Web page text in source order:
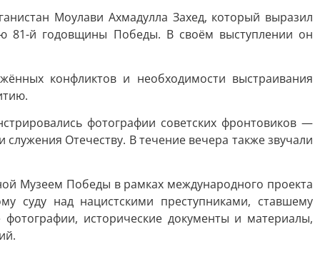
Моулави Ахмадулла Захед, который выразил
81-й годовщины Победы. В своём выступлении он
конфликтов и необходимости выстраивания
фотографии советских фронтовиков —
Отечеству. В течение вечера также звучали
Музеем Победы в рамках международного проекта
суду над нацистскими преступниками, ставшему
исторические документы и материалы,